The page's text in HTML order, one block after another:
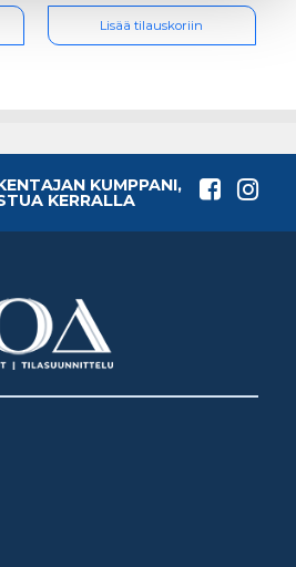
Lisää tilauskoriin
KUMPPANI,
KERRALLA